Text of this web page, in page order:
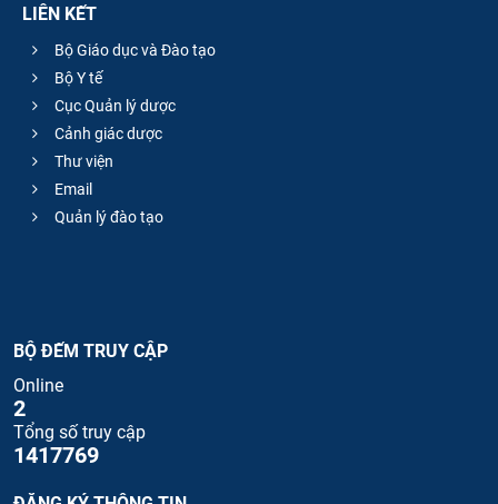
LIÊN KẾT
Bộ Giáo dục và Đào tạo
Bộ Y tế
Cục Quản lý dược
Cảnh giác dược
Thư viện
Email
Quản lý đào tạo
BỘ ĐẾM TRUY CẬP
Online
2
Tổng số truy cập
1417769